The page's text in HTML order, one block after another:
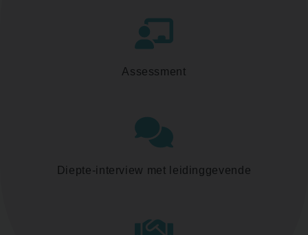
Assessment
Diepte-interview met leidinggevende